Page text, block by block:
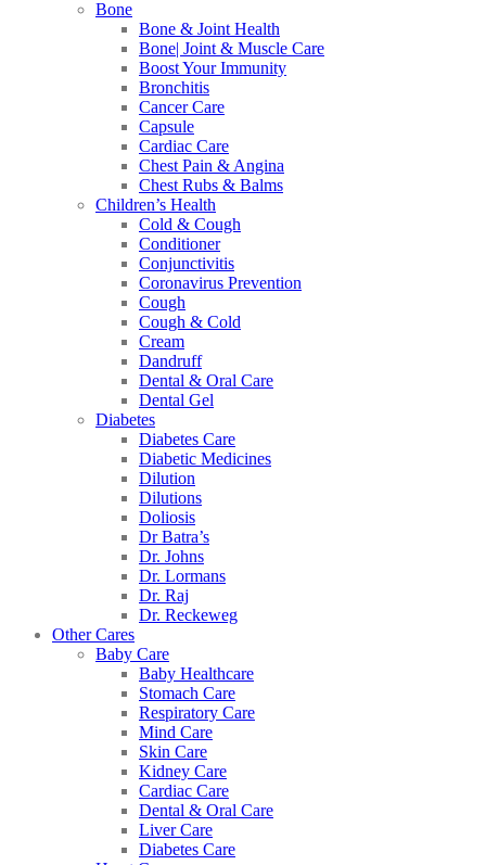
Bone
Bone & Joint Health
Bone| Joint & Muscle Care
Boost Your Immunity
Bronchitis
Cancer Care
Capsule
Cardiac Care
Chest Pain & Angina
Chest Rubs & Balms
Children’s Health
Cold & Cough
Conditioner
Conjunctivitis
Coronavirus Prevention
Cough
Cough & Cold
Cream
Dandruff
Dental & Oral Care
Dental Gel
Diabetes
Diabetes Care
Diabetic Medicines
Dilution
Dilutions
Doliosis
Dr Batra’s
Dr. Johns
Dr. Lormans
Dr. Raj
Dr. Reckeweg
Other Cares
Baby Care
Baby Healthcare
Stomach Care
Respiratory Care
Mind Care
Skin Care
Kidney Care
Cardiac Care
Dental & Oral Care
Liver Care
Diabetes Care